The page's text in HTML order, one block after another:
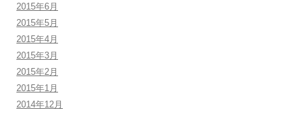
2015年6月
2015年5月
2015年4月
2015年3月
2015年2月
2015年1月
2014年12月